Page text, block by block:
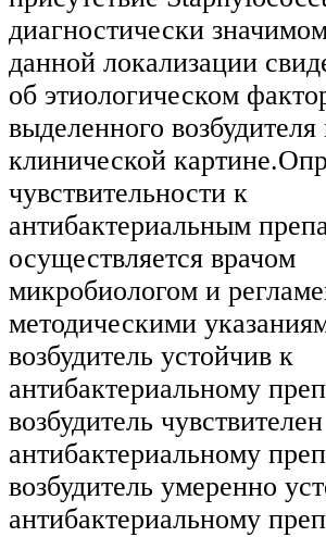
диагностически
данной локализации
об этиологическом
выделенного возбудителя
клинической
чувствительности к
антибактериальным
осуществляется врачом
микробиологом и
методическими
возбудитель устойчив к
антибактериальному
возбудитель
антибактериальному
возбудитель умеренно
антибактериальному